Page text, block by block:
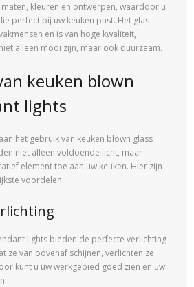
kleuren en ontwerpen, waardoor u
perfect bij uw keuken past. Het glas
en is van hoge kwaliteit,
alleen mooi zijn, maar ook duurzaam.
keuken blown
lights
het gebruik van keuken blown glass
niet alleen voldoende licht, maar
element toe aan uw keuken. Hier zijn
voordelen:
lights bieden de perfecte verlichting
ze van bovenaf schijnen, verlichten ze
kunt u uw werkgebied goed zien en uw